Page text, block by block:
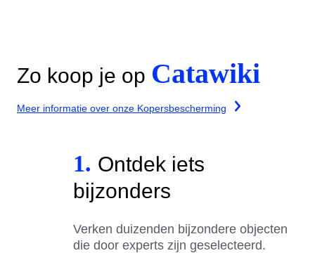
Zo koop je op Catawiki
Meer informatie over onze Kopersbescherming
1. Ontdek iets
bijzonders
Verken duizenden bijzondere objecten
die door experts zijn geselecteerd.